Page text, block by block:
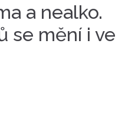
a nealko.
se mění i ve